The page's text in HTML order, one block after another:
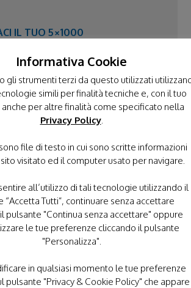
IL TUO 5×1000
LOURDES
LORETO
POLONIA
Informativa Cookie
gli strumenti terzi da questo utilizzati
simili per finalità tecniche e, con il tuo
anche per altre finalità come specificato nella
Privacy Policy.
file di testo in cui sono scritte informazioni
visitato ed il computer usato per navigare.
all’utilizzo di tali tecnologie utilizzando il
“Accetta Tutti”, continuare senza accettare
pulsante "Continua senza accettare" oppure
le tue preferenze cliccando il pulsante
"Personalizza".
in qualsiasi momento le tue preferenze
pulsante "Privacy & Cookie Policy" che appare